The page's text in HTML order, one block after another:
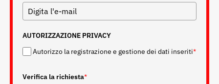
AUTORIZZAZIONE PRIVACY
Autorizzo la registrazione e gestione dei dati inseriti*
Verifica la richiesta*